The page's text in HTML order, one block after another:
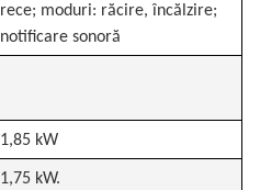
rece; moduri: răcire, încălzire;
notificare sonoră
1,85 kW
1,75 kW.